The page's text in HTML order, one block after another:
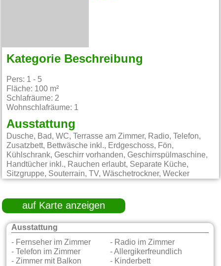
Kategorie Beschreibung
Pers: 1 - 5
Fläche: 100 m²
Schlafräume: 2
Wohnschlafräume: 1
Ausstattung
Dusche, Bad, WC, Terrasse am Zimmer, Radio, Telefon,
Zusatzbett, Bettwäsche inkl., Erdgeschoss, Fön,
Kühlschrank, Geschirr vorhanden, Geschirrspülmaschine,
Handtücher inkl., Rauchen erlaubt, Separate Küche,
Sitzgruppe, Souterrain, TV, Wäschetrockner, Wecker
auf Karte anzeigen
Ausstattung
- Fernseher im Zimmer
- Radio im Zimmer
- Telefon im Zimmer
- Allergikerfreundlich
- Zimmer mit Balkon
- Kinderbett